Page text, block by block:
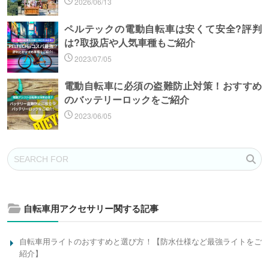
ペルテックの電動自転車は安くて安全?評判
は?取扱店や人気車種もご紹介
2023/07/05
電動自転車に必須の盗難防止対策！おすすめ
のバッテリーロックをご紹介
2023/06/05
自転車用アクセサリー関する記事
自転車用ライトのおすすめと選び方！【防水仕様など最強ライトをご
紹介】